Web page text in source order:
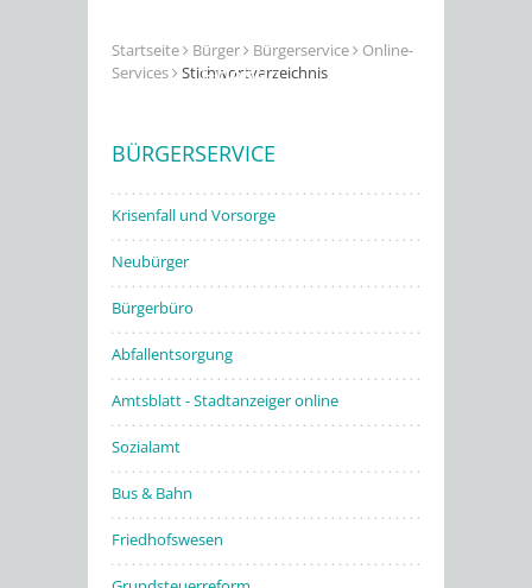
Erleben
Startseite Bürger Bürgerservice
Online-
Services
Stichwortverzeichnis
BÜRGERSERVICE
Krisenfall und Vorsorge
Neubürger
Bürgerbüro
Abfallentsorgung
Amtsblatt - Stadtanzeiger online
Sozialamt
Bus & Bahn
Friedhofswesen